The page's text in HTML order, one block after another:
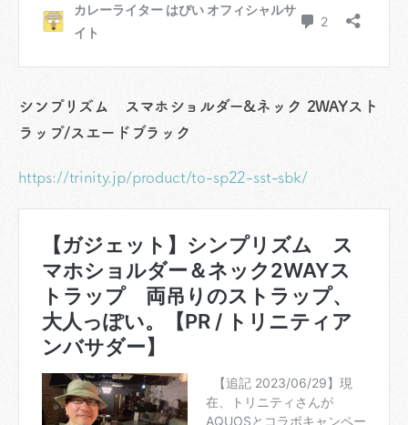
シンプリズム スマホショルダー&ネック 2WAYスト
ラップ/スエードブラック
https://trinity.jp/product/to-sp22-sst-sbk/